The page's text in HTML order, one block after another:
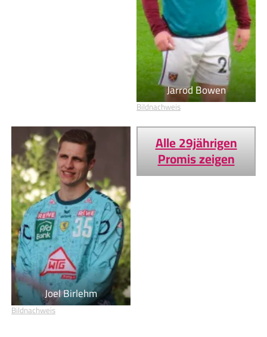
Jarrod Bowen
Bildnachweis
Joel Birlehm
Bildnachweis
Alle 29jährigen
Promis zeigen